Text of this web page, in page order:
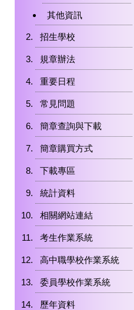
其他資訊
招生學校
規章辦法
重要日程
常見問題
簡章查詢與下載
簡章購買方式
下載專區
統計資料
相關網站連結
考生作業系統
高中職學校作業系統
委員學校作業系統
歷年資料